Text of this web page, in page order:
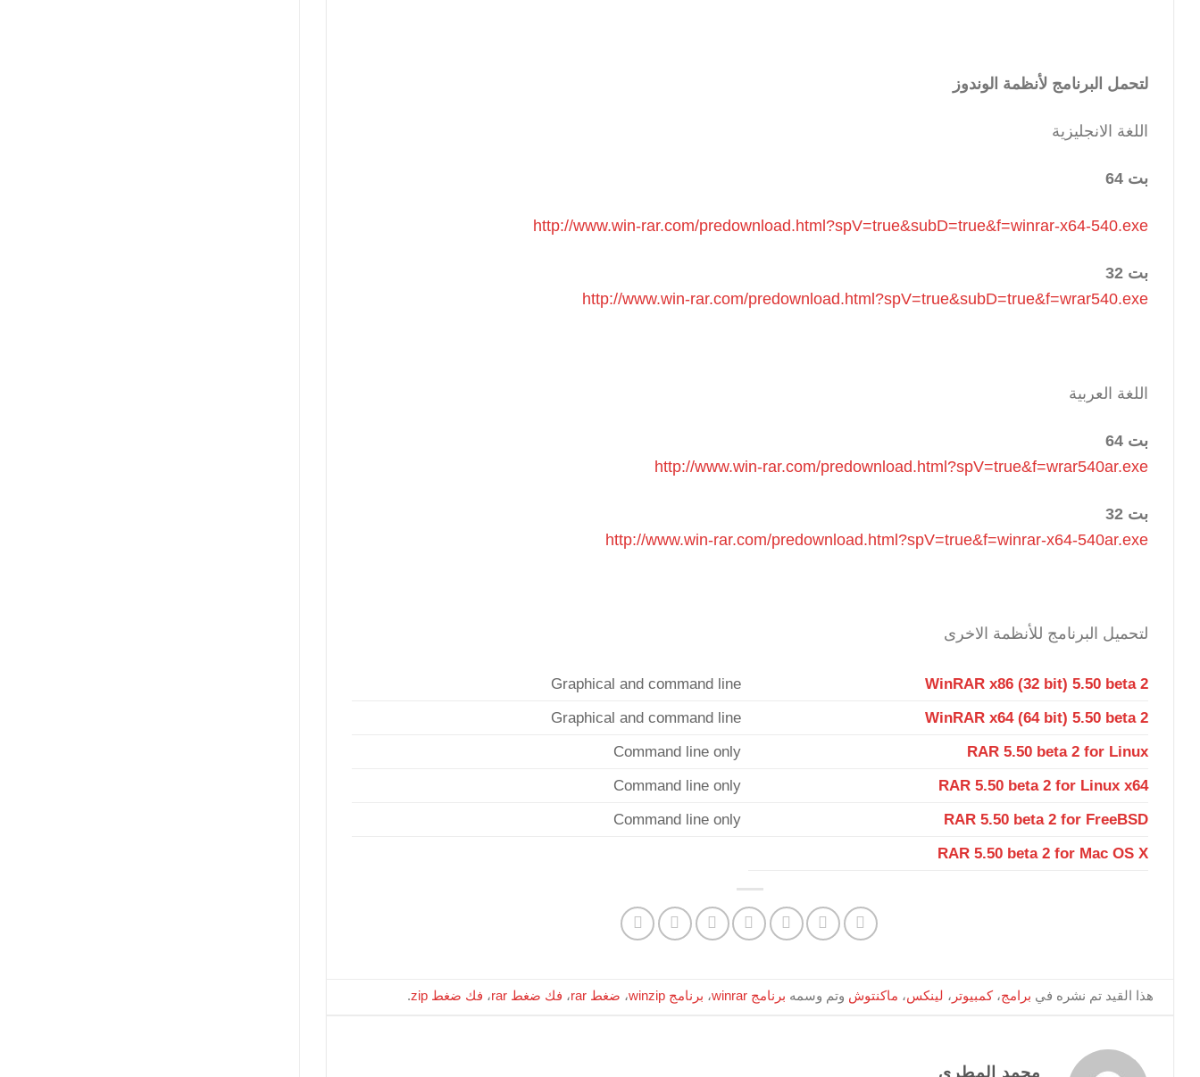
لتحمل البرنامج لأنظمة الوندوز
اللغة الانجليزية
بت 64
http://www.win-rar.com/predownload.html?spV=true&subD=true&f=winrar-x64-540.exe
بت 32
http://www.win-rar.com/predownload.html?spV=true&subD=true&f=wrar540.exe
اللغة العربية
بت 64
http://www.win-rar.com/predownload.html?spV=true&f=wrar540ar.exe
بت 32
http://www.win-rar.com/predownload.html?spV=true&f=winrar-x64-540ar.exe
لتحميل البرنامج للأنظمة الاخرى
WinRAR x86 (32 bit) 5.50 beta 2
Graphical and command line
WinRAR x64 (64 bit) 5.50 beta 2
Graphical and command line
RAR 5.50 beta 2 for Linux
Command line only
RAR 5.50 beta 2 for Linux x64
Command line only
RAR 5.50 beta 2 for FreeBSD
Command line only
RAR 5.50 beta 2 for Mac OS X
هذا القيد تم نشره في برامج،كمبيوتر ، لينكس، ماكنتوش وتم وسمه برنامج winrar ، برنامج winzip ، ضغط rar ، فك ضغط rar ، فك ضغط zip .
محمد المطري